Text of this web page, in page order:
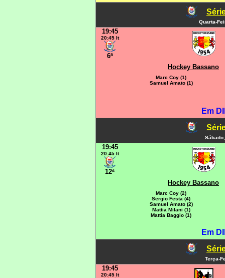
Quarta-
19:45
20:45 It
6ª
Hockey Bassano
Marc Coy (1)
Samuel Amato (1)
Em
19:45
20:45 It
12ª
Hockey Bassano
Marc Coy (2)
Sergio Festa (4)
Samuel Amato (2)
Mattia Milani (1)
Mattia Baggio (1)
Em
Terça-
19:45
20:45 It